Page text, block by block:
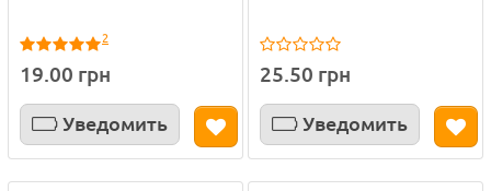
2
19.00 грн
Уведомить
25.50 грн
Уведомить